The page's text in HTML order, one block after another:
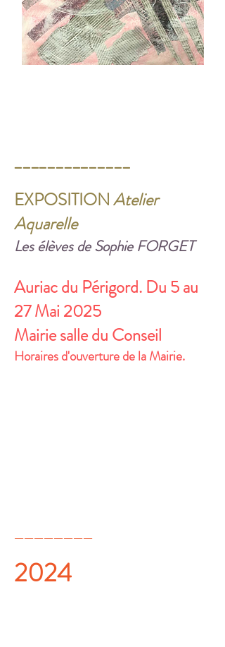
______________
EXPOSITIONAtelier
Aquarelle
Les élèves de Sophie FORGET
Auriac du Périgord. Du 5 au
27 Mai 2025
Mairie salle du Conseil
Horaires d'ouverture de la Mairie.
________
2024